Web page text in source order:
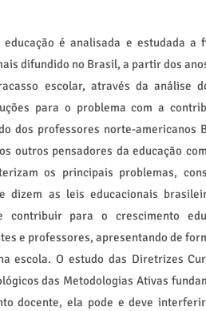
é analisada e estudada a
difundido no Brasil, a partir dos
escolar, através da análise
para o problema com a
dos professores norte-americanos
outros pensadores da educação
os principais problemas,
dizem as leis educacionais
para o crescimento
e professores, apresentando de
escola. O estudo das Diretrizes
das Metodologias Ativas
docente, ela pode e deve